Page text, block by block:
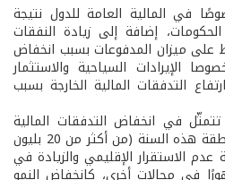
في المالية العامة للدول نتيجة
إضافة إلى زيادة النفقات
على ميزان المدفوعات بسبب انخفاض
الإيرادات السياحية والاستثمار
التدفقات المالية الخارجة بسبب
في انخفاض التدفقات المالية
والاستثمارات الوافدة إلى المنطقة هذه السنة (من أكثر من 20 بليون
بليون)، نتيجة عدم الاستقرار الإقليمي والزيادة في
في مجالات أخرى، كانخفاض النمو